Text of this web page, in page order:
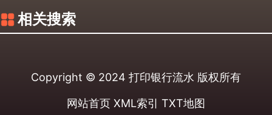
相关搜索
Copyright © 2024 打印银行流水 版权所有
网站首页 XML索引 TXT地图